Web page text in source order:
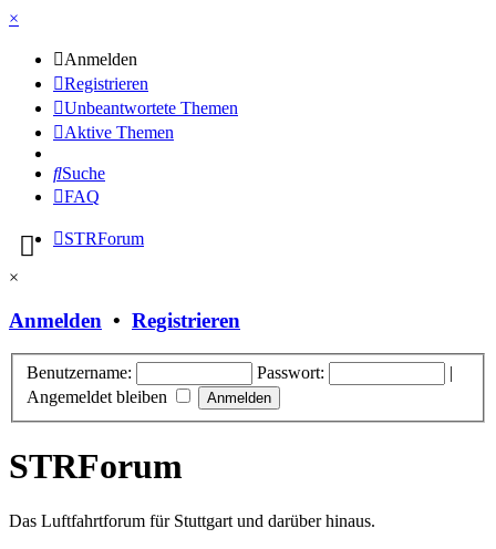
×
Anmelden
Registrieren
Unbeantwortete Themen
Aktive Themen
Suche
FAQ
STRForum
×
Anmelden • Registrieren
Benutzername: Passwort:
|
Angemeldet bleiben
STRForum
Das Luftfahrtforum für Stuttgart und darüber hinaus.